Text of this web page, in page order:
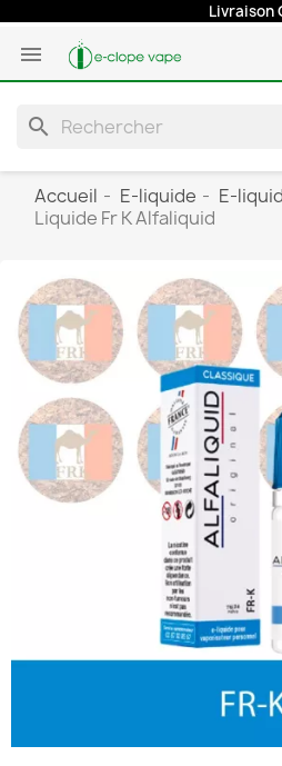
Livraison

search
Accueil E-liquide E-
Liquide Fr K Alfaliquid